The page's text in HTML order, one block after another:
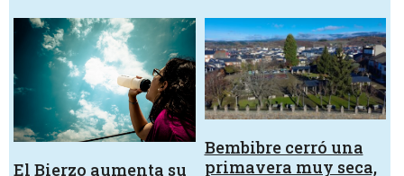
El Bierzo aumenta su
Bembibre cerró una
primavera muy seca,